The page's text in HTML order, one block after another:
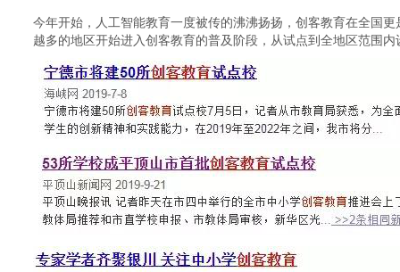
今年开始，人工智能教育一度被传的沸沸扬扬，创客教育在全国
越多的地区开始进入创客教育的普及阶段，从试点到全地区范围内